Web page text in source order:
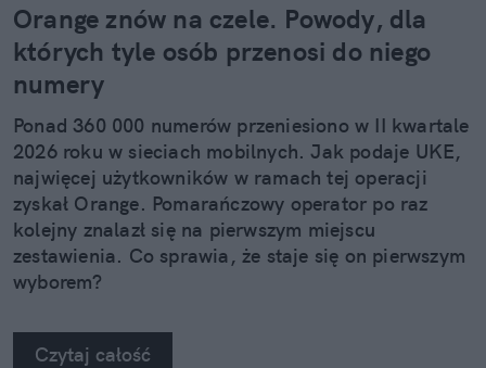
Orange znów na czele. Powody, dla
których tyle osób przenosi do niego
numery
Ponad 360 000 numerów przeniesiono w II kwartale
2026 roku w sieciach mobilnych. Jak podaje UKE,
najwięcej użytkowników w ramach tej operacji
zyskał Orange. Pomarańczowy operator po raz
kolejny znalazł się na pierwszym miejscu
zestawienia. Co sprawia, że staje się on pierwszym
wyborem?
Czytaj całość